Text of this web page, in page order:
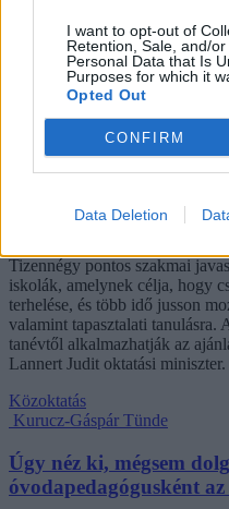
I want to opt-out of
Retention, Sale, and/
Personal Data that Is
Purposes for which it
Opted Out
CONFIRM
Data Deletion
hosszú hétvége és
Még három hosszabb pihenő
Campus life
Lannert Judit:
szeptembertől
Tizennégy pontos szakmai
iskolák, amelynek célja, hogy
terhelése, és több idő jusson
valamint tapasztalati tanulásra.
tanévtől alkalmazhatják az
Lannert Judit oktatási miniszter.
Közoktatás
Kurucz-Gáspár Tünde
Úgy néz ki, mégsem
óvodapedagógusként